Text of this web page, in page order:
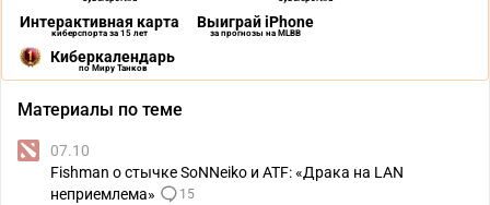
Интерактивная карта
киберспорта за 15 лет
Выиграй iPhone
за прогнозы на MLBB
Киберкалендарь
по Миру Танков
Материалы по теме
07.10
Fishman о стычке SoNNeiko и ATF: «Драка на LAN
неприемлема»
15